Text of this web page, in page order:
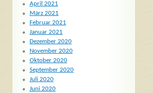
April 2021
März 2021
Februar 2021
Januar 2021
Dezember 2020
November 2020
Oktober 2020
September 2020
Juli 2020
Juni 2020